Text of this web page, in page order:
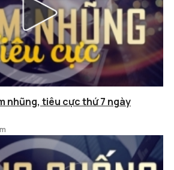
nhũng, tiêu cực thứ 7 ngày